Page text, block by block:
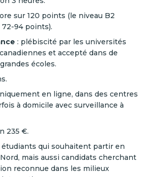
sur 120 points (le niveau B2
94 points).
: plébiscité par les universités
et accepté dans de
écoles.
en ligne, dans des centres
à domicile avec surveillance à
235 €.
étudiants qui souhaitent partir en
mais aussi candidats cherchant
reconnue dans les milieux